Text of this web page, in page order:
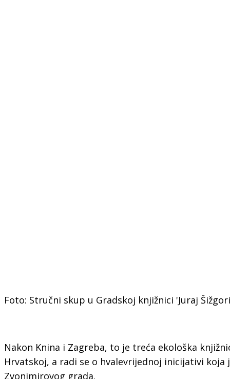
Foto: Stručni skup u Gradskoj knjižnici 'Juraj
Nakon Knina i Zagreba, to je treća ekološka
Hrvatskoj, a radi se o hvalevrijednoj inicijativi koja
Zvonimirovog grada.